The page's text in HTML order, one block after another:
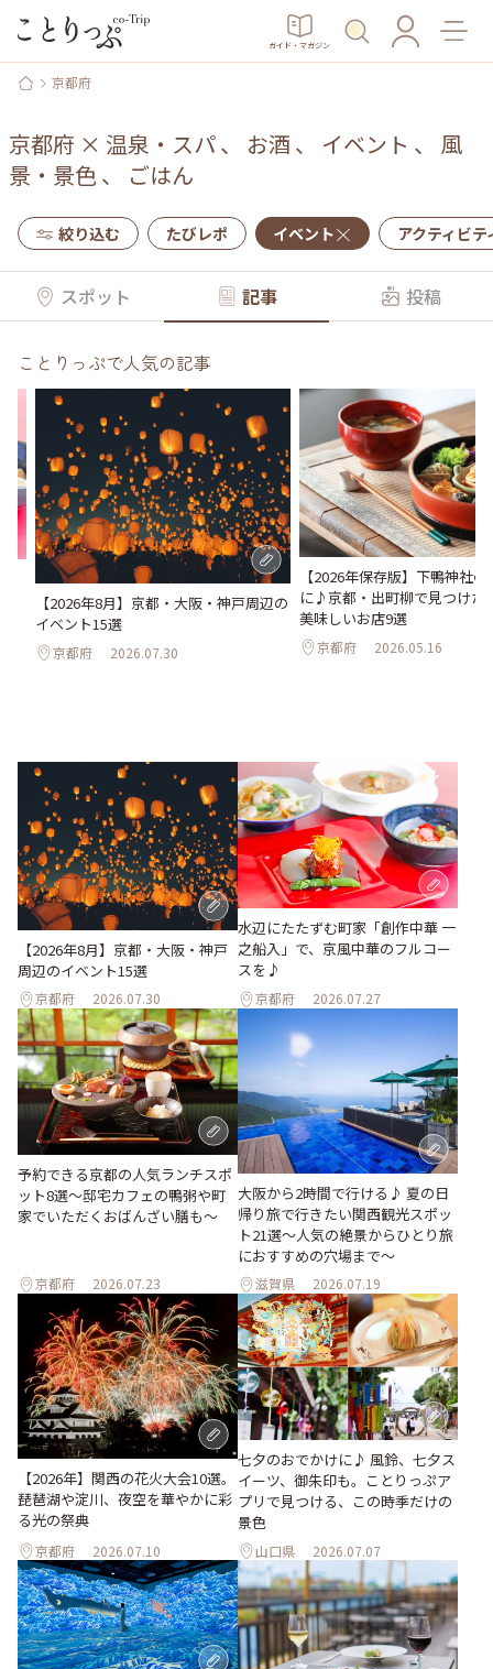
ガイド・マガジン
京都府
京都府 × 温泉・スパ、 お酒 、 イベント 、 風
景・景色、 ごはん
絞り込む たびレポ イベント アクティビテ
スポット 記事 投稿
ことりっぷで人気の記事
【2026年8月】京都・大阪・神戸周辺の
イベント15選
京都府 2026.07.30
【2026年保存版】下鴨神社
に♪京都・出町柳で見つけた
美味しいお店9選
京都府 2026.05.16
【2026年8月】京都・大阪・神戸
周辺のイベント15選
京都府 2026.07.30
水辺にたたずむ町家「創作中華 一
之船入」で、京風中華のフルコー
スを♪
京都府 2026.07.27
予約できる京都の人気ランチスポ
ット8選～邸宅カフェの鴨粥や町
家でいただくおばんざい膳も～
京都府 2026.07.23
大阪から2時間で行ける♪ 夏の日
帰り旅で行きたい関西観光スポッ
ト21選～人気の絶景からひとり旅
におすすめの穴場まで～
滋賀県 2026.07.19
【2026年】関西の花火大会10選。
琵琶湖や淀川、夜空を華やかに彩
る光の祭典
京都府 2026.07.10
七夕のおでかけに♪ 風鈴、七夕ス
イーツ、御朱印も。ことりっぷア
プリで見つける、この時季だけの
景色
山口県 2026.07.07